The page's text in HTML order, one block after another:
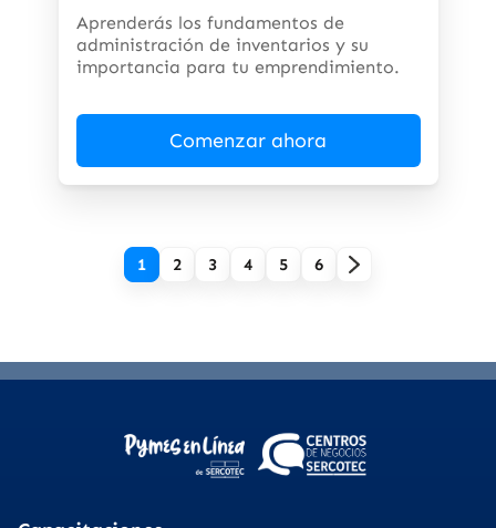
Aprenderás los fundamentos de
administración de inventarios y su
importancia para tu emprendimiento.
Comenzar ahora
1 2 3 4 5 6